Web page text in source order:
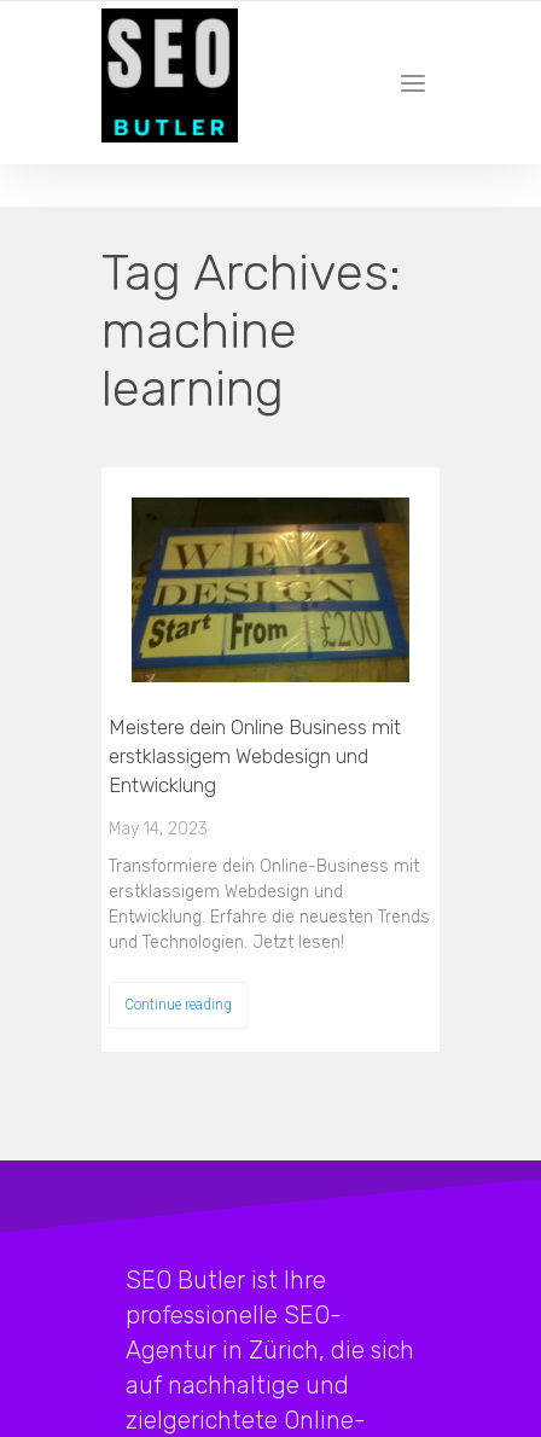
YOUR LOCAL DIGITAL MARKETING AGENCY
Tag Archives:
machine
learning
Meistere dein Online Business mit
erstklassigem Webdesign und
Entwicklung
May 14, 2023
Transformiere dein Online-Business mit
erstklassigem Webdesign und
Entwicklung. Erfahre die neuesten Trends
und Technologien. Jetzt lesen!
Continue reading
SEO Butler ist Ihre
professionelle SEO-
Agentur in Zürich, die sich
auf nachhaltige und
zielgerichtete Online-